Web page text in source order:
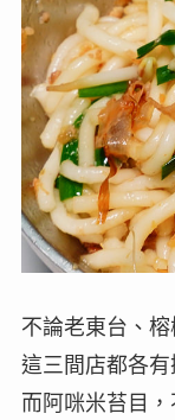
不論老東台、榕
這三間店都各有
而阿咪米苔目